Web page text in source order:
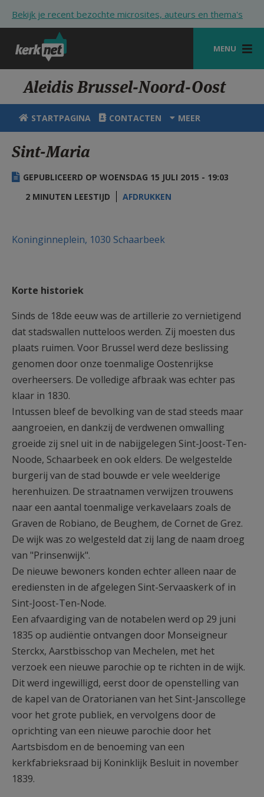
Bekijk je recent bezochte microsites, auteurs en thema's
MENU
STARTPAGINA
KERK
VIERINGEN
SHOP
ZOEKEN
Aleidis Brussel-Noord-Oost
STARTPAGINA CONTACTEN MEER
Sint-Maria
GEPUBLICEERD OP WOENSDAG 15 JULI 2015 - 19:03
2 MINUTEN LEESTIJD
AFDRUKKEN
Koninginneplein, 1030 Schaarbeek
Korte historiek
Sinds de 18de eeuw was de artillerie zo vernietigend
dat stadswallen nutteloos werden. Zij moesten dus
plaats ruimen. Voor Brussel werd deze beslissing
genomen door onze toenmalige Oostenrijkse
overheersers. De volledige afbraak was echter pas
klaar in 1830.
Intussen bleef de bevolking van de stad steeds maar
aangroeien, en dankzij de verdwenen omwalling
groeide zij snel uit in de nabijgelegen Sint-Joost-Ten-
Noode, Schaarbeek en ook elders. De welgestelde
burgerij van de stad bouwde er vele weelderige
herenhuizen. De straatnamen verwijzen trouwens
naar een aantal toenmalige verkavelaars zoals de
Graven de Robiano, de Beughem, de Cornet de Grez.
De wijk was zo welgesteld dat zij lang de naam droeg
van "Prinsenwijk".
De nieuwe bewoners konden echter alleen naar de
erediensten in de afgelegen Sint-Servaaskerk of in
Sint-Joost-Ten-Node.
Een afvaardiging van de notabelen werd op 29 juni
1835 op audiëntie ontvangen door Monseigneur
Sterckx, Aarstbisschop van Mechelen, met het
verzoek een nieuwe parochie op te richten in de wijk.
Dit werd ingewilligd, eerst door de openstelling van
de kapel van de Oratorianen van het Sint-Janscollege
voor het grote publiek, en vervolgens door de
oprichting van een nieuwe parochie door het
Aartsbisdom en de benoeming van een
kerkfabrieksraad bij Koninklijk Besluit in november
1839.